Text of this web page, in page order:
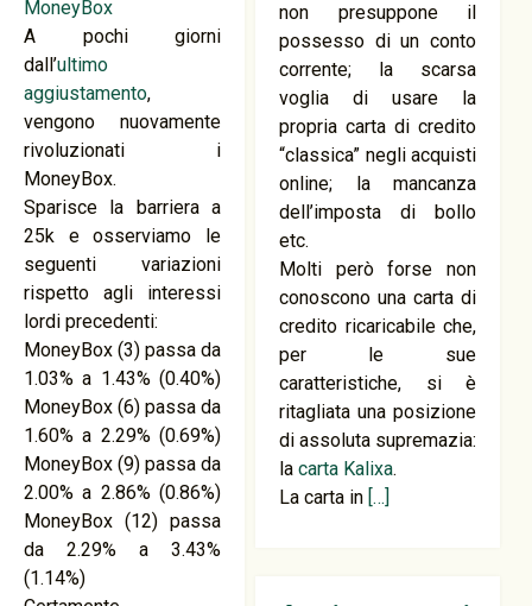
non presuppone il
possesso di un conto
corrente; la scarsa
voglia di usare la
propria carta di credito
“classica” negli acquisti
online; la mancanza
dell’imposta di bollo
etc.
Molti però forse non
conoscono una carta di
credito ricaricabile che,
per le sue
caratteristiche, si è
ritagliata una posizione
di assoluta supremazia:
la carta Kalixa.
La carta in […]
A pochi giorni
dall’ultimo
aggiustamento,
vengono nuovamente
rivoluzionati i
MoneyBox.
Sparisce la barriera a
25k e osserviamo le
seguenti variazioni
rispetto agli interessi
lordi precedenti:
MoneyBox (3) passa da
1.03% a 1.43% (0.40%)
MoneyBox (6) passa da
1.60% a 2.29% (0.69%)
MoneyBox (9) passa da
2.00% a 2.86% (0.86%)
MoneyBox (12) passa
da 2.29% a 3.43%
(1.14%)